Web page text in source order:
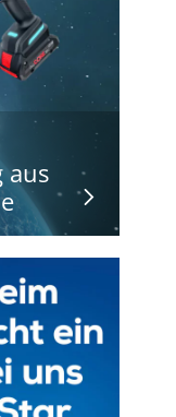
aus